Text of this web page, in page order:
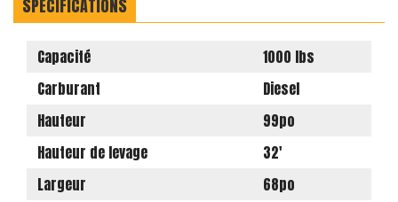
SPÉCIFICATIONS
Capacité
1000 lbs
Carburant
Diesel
Hauteur
99po
Hauteur de levage
32'
Largeur
68po